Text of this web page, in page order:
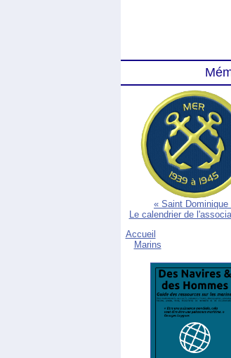
« Saint Dominique
Le calendrier de
Accueil
Marins